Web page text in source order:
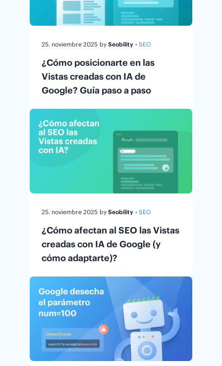
25. noviembre 2025 by Seobility • SEO
¿Cómo posicionarte en las
Vistas creadas con IA de
Google? Guía paso a paso
25. noviembre 2025 by Seobility • SEO
¿Cómo afectan al SEO las Vistas
creadas con IA de Google (y
cómo adaptarte)?